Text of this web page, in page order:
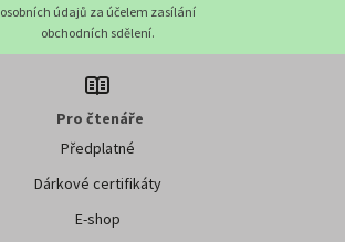
osobních údajů za účelem zasílání
obchodních sdělení.
Pro čtenáře
Předplatné
Dárkové certifikáty
E-shop